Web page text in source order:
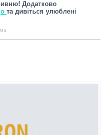
Додатково
та дивіться улюблені